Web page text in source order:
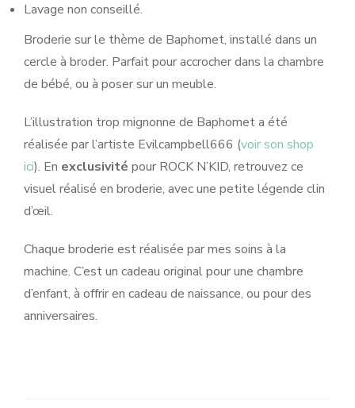
Lavage non conseillé.
Broderie sur le thème de Baphomet, installé dans un
cercle à broder. Parfait pour accrocher dans la chambre
de bébé, ou à poser sur un meuble.
L’illustration trop mignonne de Baphomet a été
réalisée par l’artiste Evilcampbell666 (voir son shop
ici). En exclusivité pour ROCK N’KID, retrouvez ce
visuel réalisé en broderie, avec une petite légende clin
d’œil.
Chaque broderie est réalisée par mes soins à la
machine. C’est un cadeau original pour une chambre
d’enfant, à offrir en cadeau de naissance, ou pour des
anniversaires.